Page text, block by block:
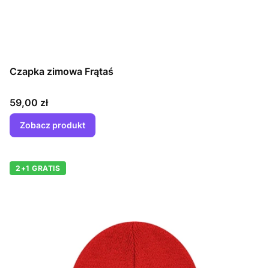
Czapka zimowa Frątaś
Cena
59,00 zł
Zobacz produkt
2+1 GRATIS